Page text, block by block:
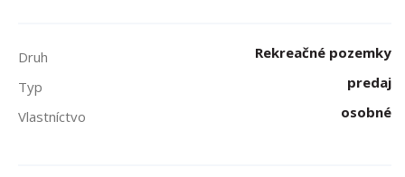
Druh
Rekreačné pozemky
Typ
predaj
Vlastníctvo
osobné